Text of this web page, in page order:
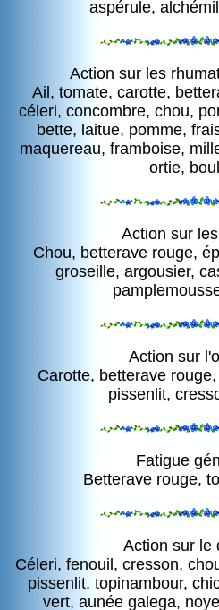
aspérule,
Action sur les
Ail, tomate, carotte,
céleri, concombre, chou,
bette, laitue, pomme,
maquereau, framboise,
ortie,
Action sur
Chou, betterave rouge,
groseille, argousier,
Action sur
Carotte, betterave
pissenlit,
Fatigue
Betterave rouge,
Action sur le
Céleri, fenouil, cresson,
pissenlit, topinambour,
vert, aunée galega,